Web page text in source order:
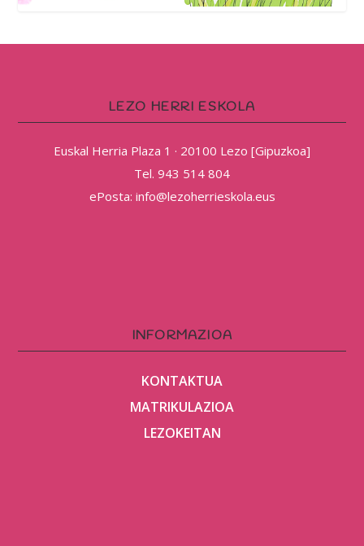
LEZO HERRI ESKOLA
Euskal Herria Plaza 1 · 20100 Lezo [Gipuzkoa]
Tel. 943 514 804
ePosta: info@lezoherrieskola.eus
INFORMAZIOA
KONTAKTUA
MATRIKULAZIOA
LEZOKEITAN